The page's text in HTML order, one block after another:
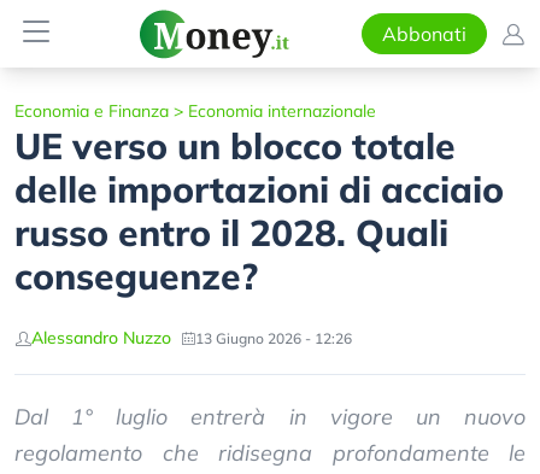
Abbonati
Economia e Finanza > Economia internazionale
UE verso un blocco totale
delle importazioni di acciaio
russo entro il 2028. Quali
conseguenze?
Alessandro Nuzzo 13 Giugno 2026 - 12:26
Dal 1° luglio entrerà in vigore un nuovo
regolamento che ridisegna profondamente le